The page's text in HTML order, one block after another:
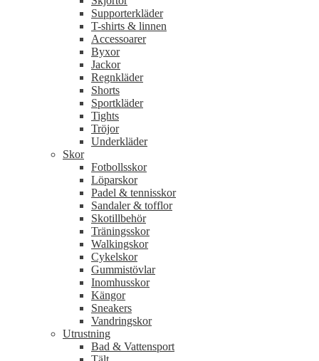
Supporterkläder
T-shirts & linnen
Accessoarer
Byxor
Jackor
Regnkläder
Shorts
Sportkläder
Tights
Tröjor
Underkläder
Skor
Fotbollsskor
Löparskor
Padel & tennisskor
Sandaler & tofflor
Skotillbehör
Träningsskor
Walkingskor
Cykelskor
Gummistövlar
Inomhusskor
Kängor
Sneakers
Vandringskor
Utrustning
Bad & Vattensport